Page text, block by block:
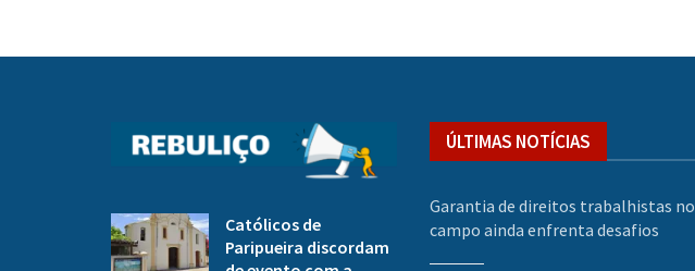
Católicos de
Paripueira discordam
ÚLTIMAS NOTÍCIAS
Garantia de direitos trabalhistas no
campo ainda enfrenta desafios